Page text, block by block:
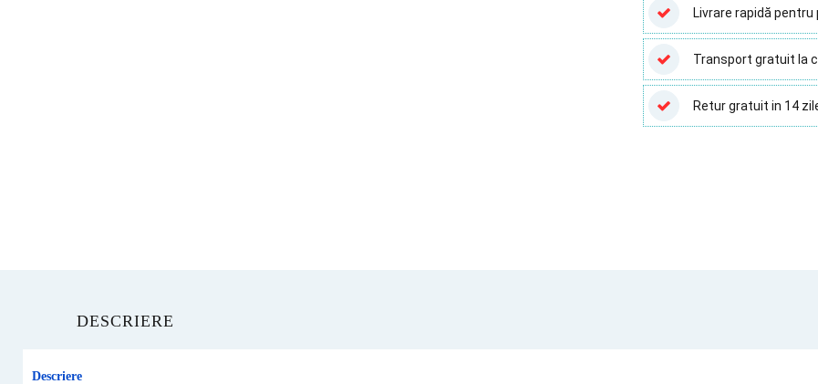
mm
Deltalab,
1000
buc/cutie
Livrare rapidă
Transport gratuit la
Retur gratuit in 14
DESCRIERE
Descriere